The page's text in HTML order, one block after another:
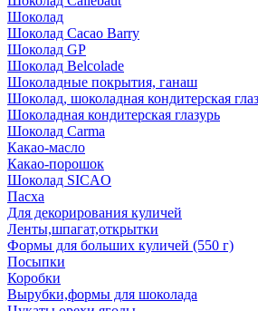
Шоколад
Шоколад Cacao Barry
Шоколад GP
Шоколад Belcolade
Шоколадные покрытия, ганаш
Шоколад, шоколадная кондитерская
Шоколадная кондитерская глазурь
Шоколад Carma
Какао-масло
Какао-порошок
Шоколад SICAO
Пасха
Для декорирования куличей
Ленты,шпагат,открытки
Формы для больших куличей (550 г)
Посыпки
Коробки
Вырубки,формы для шоколада